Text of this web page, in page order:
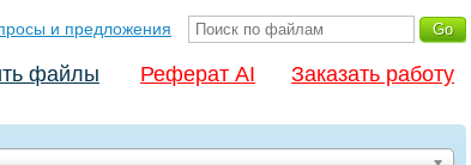
и предложения
файлы Реферат AI Заказать работу